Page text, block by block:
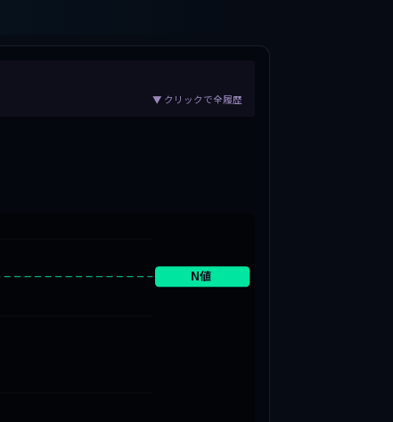
▼ クリックで全履歴
N値